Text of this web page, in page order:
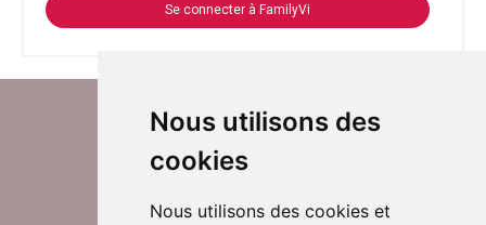
Nous utilisons des
cookies
Nous utilisons des cookies et
Se connecter à FamilyVi